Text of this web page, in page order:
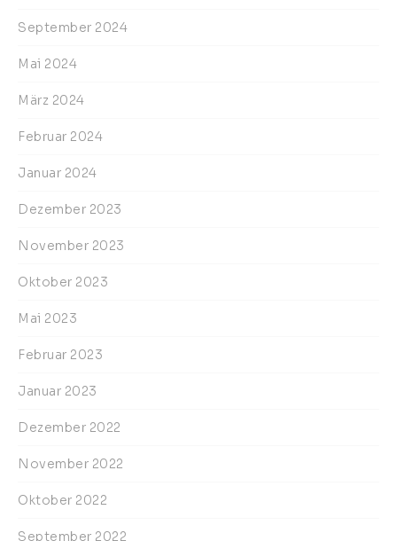
September 2024
Mai 2024
März 2024
Februar 2024
Januar 2024
Dezember 2023
November 2023
Oktober 2023
Mai 2023
Februar 2023
Januar 2023
Dezember 2022
November 2022
Oktober 2022
September 2022